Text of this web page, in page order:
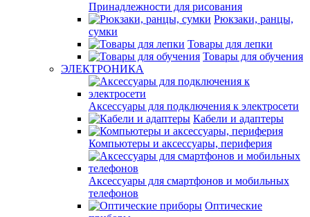
Принадлежности для рисования
Рюкзаки, ранцы,
сумки
Товары для лепки
Товары для обучения
ЭЛЕКТРОНИКА
Аксессуары для подключения к электросети
Кабели и адаптеры
Компьютеры и аксессуары, периферия
Аксессуары для смартфонов и мобильных
телефонов
Оптические